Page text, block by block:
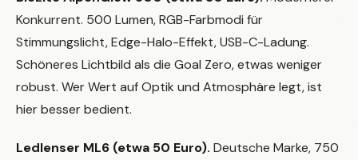
Konkurrent. 500 Lumen, RGB-Farbmodi für
Stimmungslicht, Edge-Halo-Effekt, USB-C-Ladung.
Schöneres Lichtbild als die Goal Zero, etwas weniger
robust. Wer Wert auf Optik und Atmosphäre legt, ist
hier besser bedient.
Ledlenser ML6 (etwa 50 Euro). Deutsche Marke, 750